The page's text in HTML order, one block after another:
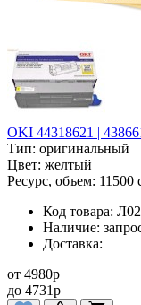
OKI 44318621 |
Тип: оригинальный
Цвет: желтый
Ресурс, объем: 11500
Код товара:
Наличие:
Доставка:
от 4980p
до 4731p